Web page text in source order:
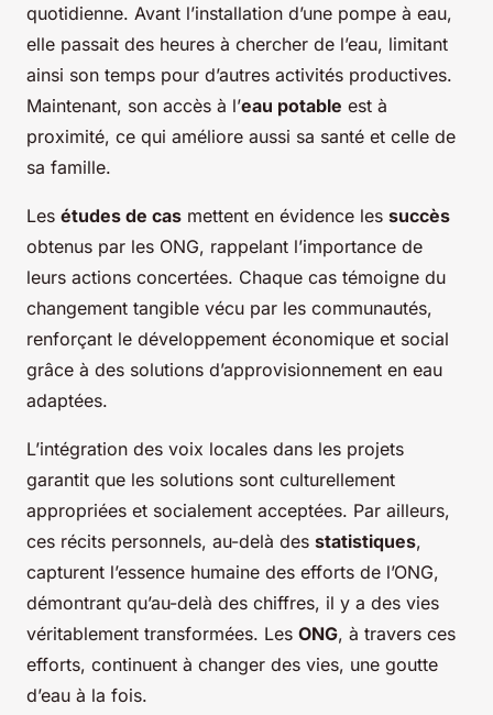
quotidienne. Avant l’installation d’une pompe à eau,
elle passait des heures à chercher de l’eau, limitant
ainsi son temps pour d’autres activités productives.
Maintenant, son accès à l’eau potable est à
proximité, ce qui améliore aussi sa santé et celle de
sa famille.
Les études de cas mettent en évidence les succès
obtenus par les ONG, rappelant l’importance de
leurs actions concertées. Chaque cas témoigne du
changement tangible vécu par les communautés,
renforçant le développement économique et social
grâce à des solutions d’approvisionnement en eau
adaptées.
L’intégration des voix locales dans les projets
garantit que les solutions sont culturellement
appropriées et socialement acceptées. Par ailleurs,
ces récits personnels, au-delà des statistiques,
capturent l’essence humaine des efforts de l’ONG,
démontrant qu’au-delà des chiffres, il y a des vies
véritablement transformées. Les ONG, à travers ces
efforts, continuent à changer des vies, une goutte
d’eau à la fois.